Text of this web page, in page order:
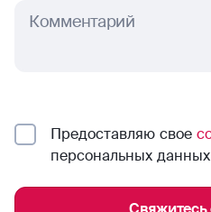
Комментарий
Предоставляю свое
персональных данных